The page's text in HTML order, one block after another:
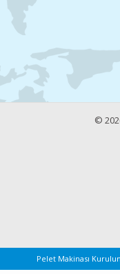
©
Pelet Makinası